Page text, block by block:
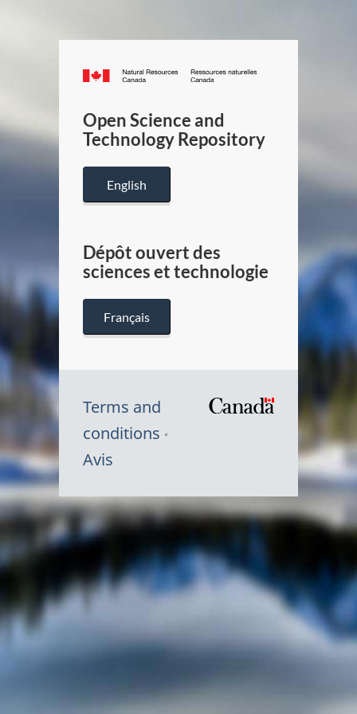
Canada.ca
/
Canada
Open Science and
Technology Repository
English
Dépôt ouvert des
sciences et technologie
Français
Terms and
conditions
Avis
Symbole
du
Canada